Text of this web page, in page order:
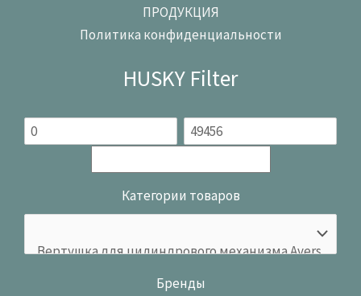
ПРОДУКЦИЯ
Политика конфиденциальности
HUSKY Filter
Категории товаров
Бренды